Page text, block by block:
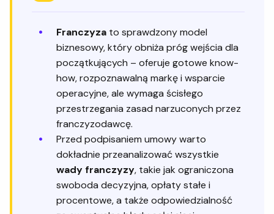
Franczyza to sprawdzony model
biznesowy, który obniża próg wejścia dla
początkujących – oferuje gotowe know-
how, rozpoznawalną markę i wsparcie
operacyjne, ale wymaga ścisłego
przestrzegania zasad narzuconych przez
franczyzodawcę.
Przed podpisaniem umowy warto
dokładnie przeanalizować wszystkie
wady franczyzy, takie jak ograniczona
swoboda decyzyjna, opłaty stałe i
procentowe, a także odpowiedzialność